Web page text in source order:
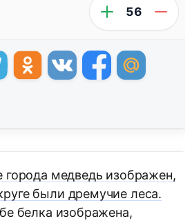
56
города медведь изображен,
были дремучие леса.
белка изображена,